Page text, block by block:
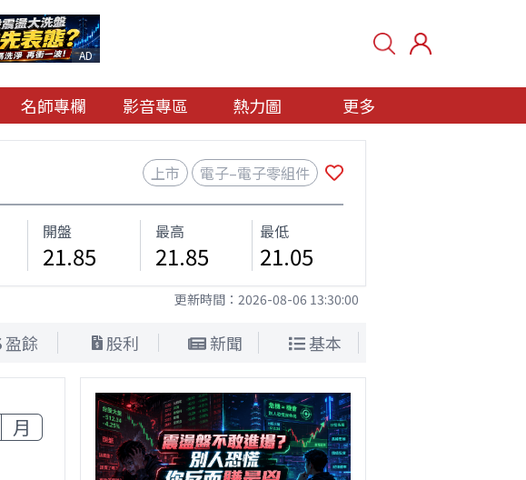
AD
名師專欄 影音專區 熱力圖 更多
上市 電子–電子零組件
開盤
21.85
最高
21.85
最低
21.05
更新時間： 2026-08-06 13:30:00
盈餘 股利 新聞 基本
月